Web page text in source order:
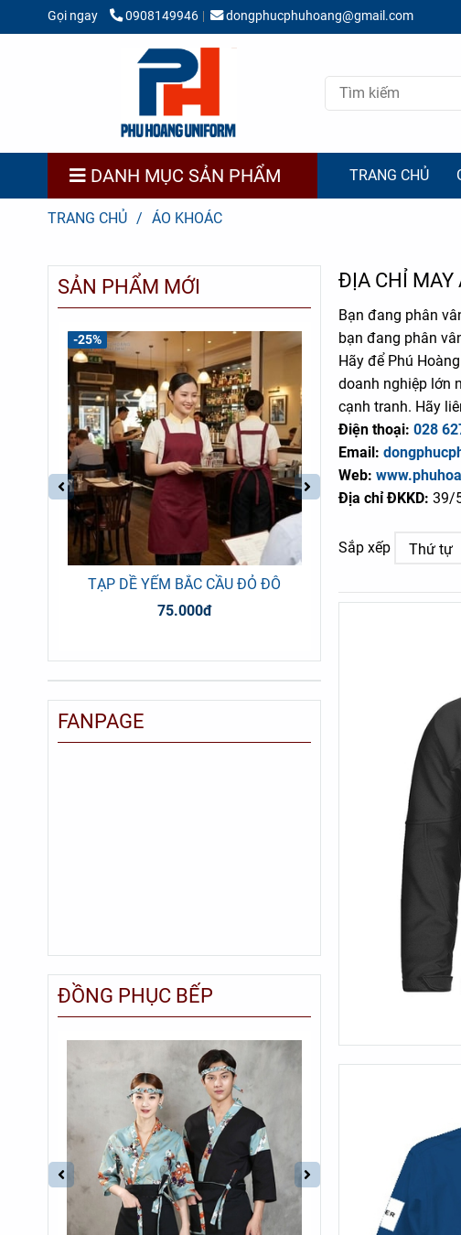
Gọi ngay 0908149946 dongphucphuhoang@gmail.com
DANH MỤC SẢN PHẨM TRANG CHỦ
TRANG CHỦ / ÁO KHOÁC
ĐỊA CHỈ MAY
Bạn đang phân
bạn đang phân
Hãy để Phú
doanh nghiệp lớn
cạnh tranh. Hãy
Điện thoại: 028
Email:
Web:
Địa chỉ ĐKKD: 39/
Sắp xếp
SẢN PHẨM MỚI
TẠP DỀ YẾM BẮC CẦU ĐỎ ĐÔ
75.000đ
-25% -31%
FANPAGE
ĐỒNG PHỤC BẾP